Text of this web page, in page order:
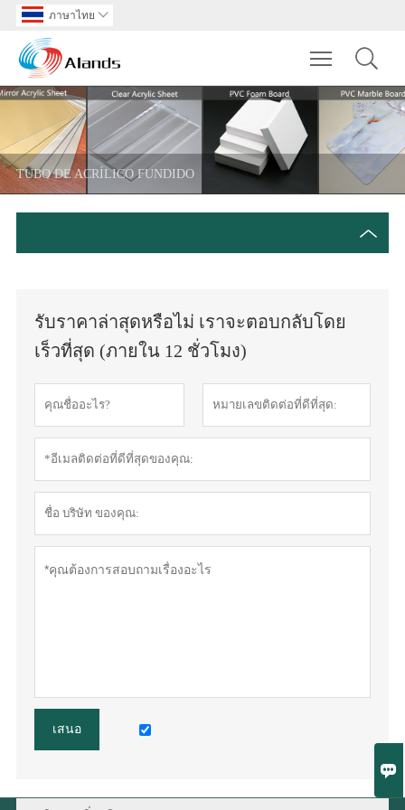

ภาษาไทย 
Toggle
TUBO DE ACRÍLICO FUNDIDO
รับราคาล่าสุดหรือไม่ เราจะตอบกลับโดย
เร็วที่สุด (ภายใน 12 ชั่วโมง)
เสนอ